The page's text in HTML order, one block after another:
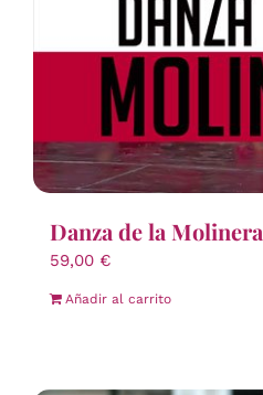
Danza de la Molinera
59,00 €
Añadir al carrito